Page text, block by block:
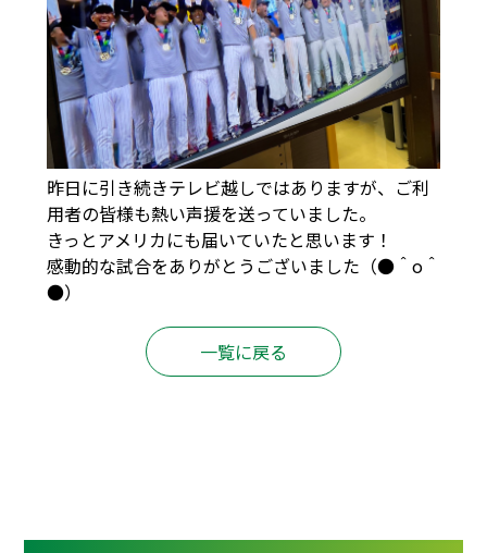
昨日に引き続きテレビ越しではありますが、ご利
用者の皆様も熱い声援を送っていました。
きっとアメリカにも届いていたと思います！
感動的な試合をありがとうございました（●＾o＾
●）
一覧に戻る